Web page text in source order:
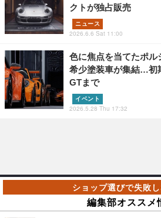
クトが独占販売
ニュース
2026.6.6 Sat 11:00
色に焦点を当てたポル
希少塗装車が集結…初
GTまで
イベント
2026.5.28 Thu 17:32
編集部オススメ